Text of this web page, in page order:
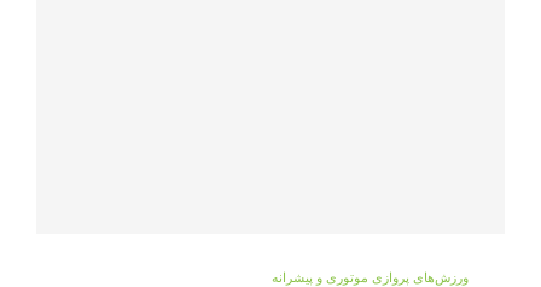
ورزش‌های پروازی موتوری و پیشرانه